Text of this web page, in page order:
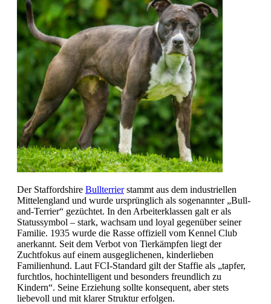
Der Staffordshire Bullterrierstammt aus dem industriellen
Mittelengland und wurde ursprünglich als sogenannter „Bull-
and-Terrier“ gezüchtet. In den Arbeiterklassen galt er als
Statussymbol – stark, wachsam und loyal gegenüber seiner
Familie. 1935 wurde die Rasse offiziell vom Kennel Club
anerkannt. Seit dem Verbot von Tierkämpfen liegt der
Zuchtfokus auf einem ausgeglichenen, kinderlieben
Familienhund. Laut FCI-Standard gilt der Staffie als „tapfer,
furchtlos, hochintelligent und besonders freundlich zu
Kindern“. Seine Erziehung sollte konsequent, aber stets
liebevoll und mit klarer Struktur erfolgen.